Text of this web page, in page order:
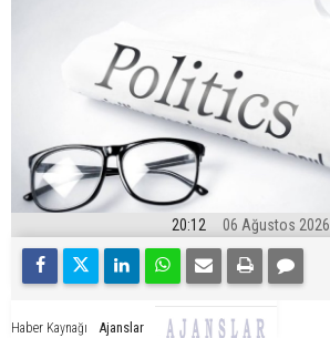
20:12 06 Ağustos 2026
Haber Kaynağı Ajanslar